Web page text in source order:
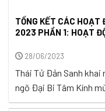
TỔNG KẾT CÁC
2023 PHẦN 1: HOẠT
28/06/2023
Thái Tử Đản Sanh
ngõ Đại Bi Tâm Kính
Lịch 2567, bước đi